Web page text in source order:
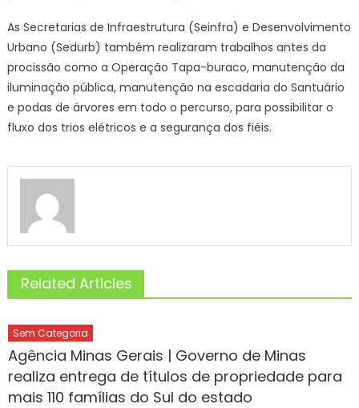
As Secretarias de Infraestrutura (Seinfra) e Desenvolvimento
Urbano (Sedurb) também realizaram trabalhos antes da
procissão como a Operação Tapa-buraco, manutenção da
iluminação pública, manutenção na escadaria do Santuário
e podas de árvores em todo o percurso, para possibilitar o
fluxo dos trios elétricos e a segurança dos fiéis.
Related Articles
Sem Categoria
Agência Minas Gerais | Governo de Minas
realiza entrega de títulos de propriedade para
mais 110 famílias do Sul do estado